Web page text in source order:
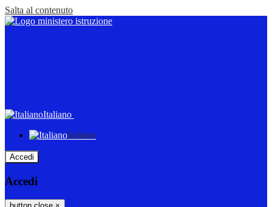
Salta al contenuto
Italiano
Italiano
Accedi
Accedi